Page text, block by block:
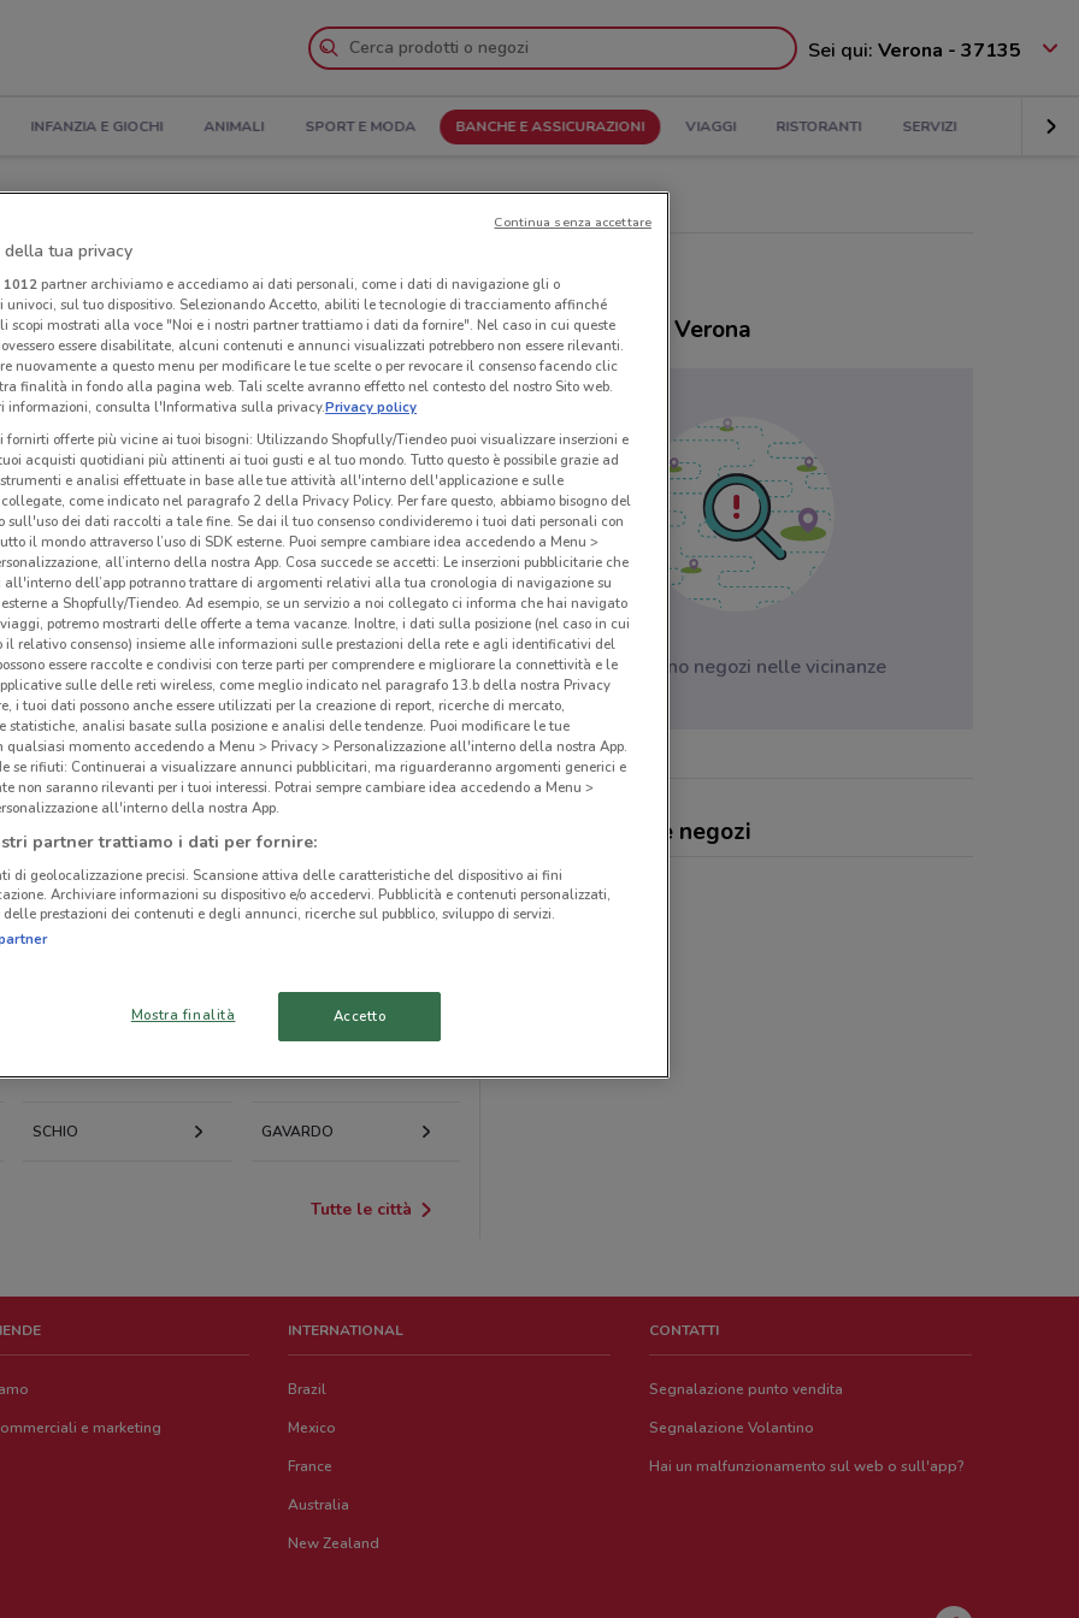
Sei qui: Verona - 37135
INFANZIA E GIOCHI ANIMALI SPORT E MODA BANCHE E ASSICURAZIONI VIAGGI RISTORANTI SERVIZI
e Indirizzi
Negozi Linear a Verona
volantini nella tua zona. Riprova più tardi.
SAN MARTINO BUON
ALBERGO
BUSSOLENGO
MAGGIORE
CASTIGLIONE DELLE
STIVIERE
SCHIO GAVARDO
Tutte le città
Negozi Linear a Verona
Non ci sono negozi nelle vicinanze
Linear, offerte e negozi
e marketing
INTERNATIONAL
Brazil
Mexico
France
Australia
New Zealand
CONTATTI
Segnalazione punto vendita
Segnalazione Volantino
Hai un malfunzionamento sul web o sull'app?
della tua privacy
1012partner archiviamo e accediamo ai dati personali, come i dati di navigazione gli o
sul tuo dispositivo. Selezionando Accetto, abiliti le tecnologie di tracciamento affinché
scopi mostrati alla voce "Noi e i nostri partner trattiamo i dati da fornire". Nel caso in cui queste
essere disabilitate, alcuni contenuti e annunci visualizzati potrebbero non essere rilevanti.
nuovamente a questo menu per modificare le tue scelte o per revocare il consenso facendo clic
finalità in fondo alla pagina web. Tali scelte avranno effetto nel contesto del nostro Sito web.
informazioni, consulta l'Informativa sulla privacy.Privacy policy
fornirti offerte più vicine ai tuoi bisogni: Utilizzando Shopfully/Tiendeo puoi visualizzare inserzioni e
acquisti quotidiani più attinenti ai tuoi gusti e al tuo mondo. Tutto questo è possibile grazie ad
e analisi effettuate in base alle tue attività all'interno dell'applicazione e sulle
come indicato nel paragrafo 2 della Privacy Policy. Per fare questo, abbiamo bisogno del
sull'uso dei dati raccolti a tale fine. Se dai il tuo consenso condivideremo i tuoi dati personali con
il mondo attraverso l’uso di SDK esterne. Puoi sempre cambiare idea accedendo a Menu >
all’interno della nostra App. Cosa succede se accetti: Le inserzioni pubblicitarie che
all'interno dell’app potranno trattare di argomenti relativi alla tua cronologia di navigazione su
a Shopfully/Tiendeo. Ad esempio, se un servizio a noi collegato ci informa che hai navigato
potremo mostrarti delle offerte a tema vacanze. Inoltre, i dati sulla posizione (nel caso in cui
il relativo consenso) insieme alle informazioni sulle prestazioni della rete e agli identificativi del
essere raccolte e condivisi con terze parti per comprendere e migliorare la connettività e le
sulle delle reti wireless, come meglio indicato nel paragrafo 13.b della nostra Privacy
i tuoi dati possono anche essere utilizzati per la creazione di report, ricerche di mercato,
statistiche, analisi basate sulla posizione e analisi delle tendenze. Puoi modificare le tue
qualsiasi momento accedendo a Menu > Privacy > Personalizzazione all'interno della nostra App.
se rifiuti: Continuerai a visualizzare annunci pubblicitari, ma riguarderanno argomenti generici e
non saranno rilevanti per i tuoi interessi. Potrai sempre cambiare idea accedendo a Menu >
all'interno della nostra App.
partner trattiamo i dati per fornire:
di geolocalizzazione precisi. Scansione attiva delle caratteristiche del dispositivo ai fini
Archiviare informazioni su dispositivo e/o accedervi. Pubblicità e contenuti personalizzati,
prestazioni dei contenuti e degli annunci, ricerche sul pubblico, sviluppo di servizi.
Mostra finalità Accetto
Continua senza accettare